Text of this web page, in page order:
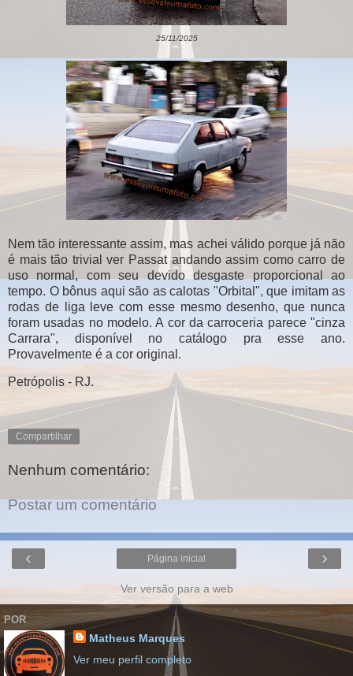
25/11/2025
Nem tão interessante assim, mas achei válido porque já não
é mais tão trivial ver Passat andando assim como carro de
uso normal, com seu devido desgaste proporcional ao
tempo. O bônus aqui são as calotas "Orbital", que imitam as
rodas de liga leve com esse mesmo desenho, que nunca
foram usadas no modelo. A cor da carroceria parece "cinza
Carrara", disponível no catálogo pra esse ano.
Provavelmente é a cor original.
Petrópolis - RJ.
Compartilhar
Nenhum comentário:
Postar um comentário
‹ ›
Página inicial
Ver versão para a web
POR
Matheus Marques
Ver meu perfil completo